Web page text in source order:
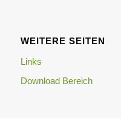
WEITERE SEITEN
Links
Download Bereich